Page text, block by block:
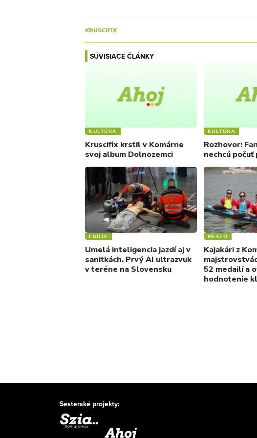
KRUSCIFIX
SÚVISIACE ČLÁNKY
KULTÚRA
Kruscifix krstil v Komárne
svoj album Dolnozemci
KULTÚRA
Rozhovor:
nechcú počuť
ĽUDIA
Umelá inteligencia jazdí aj v
sanitkách. Prvý AI ultrazvuk
v teréne na Slovensku
MESTO
Kajakári z
52 medailí a
hodnotenie
Sesterské projekty: